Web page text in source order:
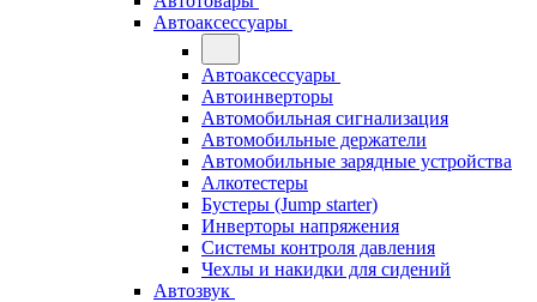
Автоаксессуары
Автоаксессуары
Автоинверторы
Автомобильная сигнализация
Автомобильные держатели
Автомобильные зарядные устройства
Алкотестеры
Бустеры (Jump starter)
Инверторы напряжения
Системы контроля давления
Чехлы и накидки для сидений
Автозвук